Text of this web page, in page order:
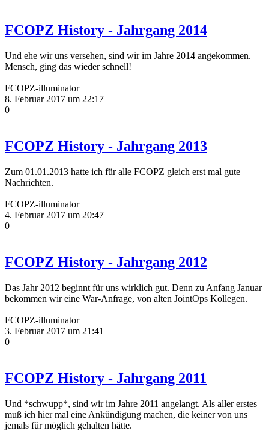
FCOPZ History - Jahrgang 2014
Und ehe wir uns versehen, sind wir im Jahre 2014 angekommen.
Mensch, ging das wieder schnell!
FCOPZ-illuminator
8. Februar 2017 um 22:17
0
FCOPZ History - Jahrgang 2013
Zum 01.01.2013 hatte ich für alle FCOPZ gleich erst mal gute
Nachrichten.
FCOPZ-illuminator
4. Februar 2017 um 20:47
0
FCOPZ History - Jahrgang 2012
Das Jahr 2012 beginnt für uns wirklich gut. Denn zu Anfang Januar
bekommen wir eine War-Anfrage, von alten JointOps Kollegen.
FCOPZ-illuminator
3. Februar 2017 um 21:41
0
FCOPZ History - Jahrgang 2011
Und *schwupp*, sind wir im Jahre 2011 angelangt. Als aller erstes
muß ich hier mal eine Ankündigung machen, die keiner von uns
jemals für möglich gehalten hätte.